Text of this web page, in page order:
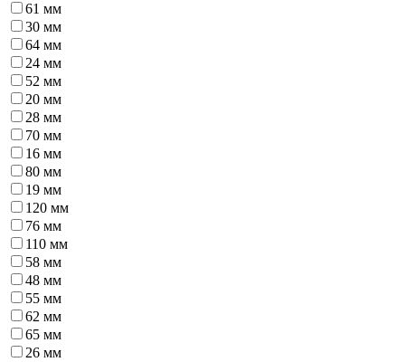
61 мм
30 мм
64 мм
24 мм
52 мм
20 мм
28 мм
70 мм
16 мм
80 мм
19 мм
120 мм
76 мм
110 мм
58 мм
48 мм
55 мм
62 мм
65 мм
26 мм